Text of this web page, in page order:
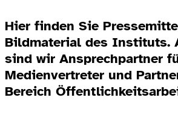
Hier finden Sie
Bildmaterial des Instituts.
sind wir Ansprechpartner
Medienvertreter und
Bereich